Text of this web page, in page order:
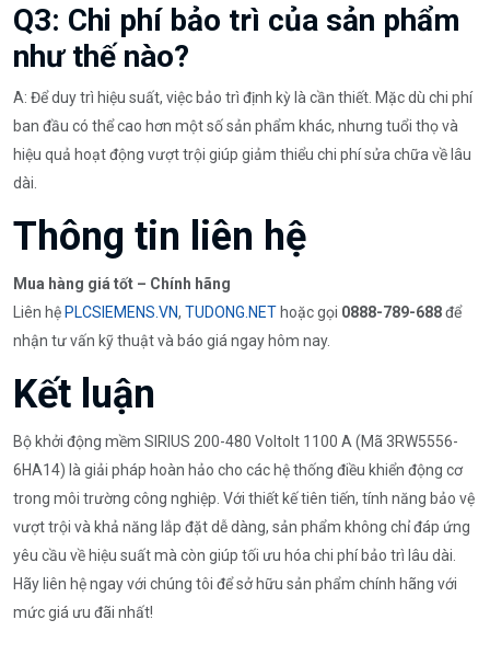
Q3: Chi phí bảo trì của sản phẩm
như thế nào?
A: Để duy trì hiệu suất, việc bảo trì định kỳ là cần thiết. Mặc dù chi phí
ban đầu có thể cao hơn một số sản phẩm khác, nhưng tuổi thọ và
hiệu quả hoạt động vượt trội giúp giảm thiểu chi phí sửa chữa về lâu
dài.
Thông tin liên hệ
Mua hàng giá tốt – Chính hãng
Liên hệ PLCSIEMENS.VN, TUDONG.NET hoặc gọi 0888-789-688để
nhận tư vấn kỹ thuật và báo giá ngay hôm nay.
Kết luận
Bộ khởi động mềm SIRIUS 200-480 Voltolt 1100 A (Mã 3RW5556-
6HA14) là giải pháp hoàn hảo cho các hệ thống điều khiển động cơ
trong môi trường công nghiệp. Với thiết kế tiên tiến, tính năng bảo vệ
vượt trội và khả năng lắp đặt dễ dàng, sản phẩm không chỉ đáp ứng
yêu cầu về hiệu suất mà còn giúp tối ưu hóa chi phí bảo trì lâu dài.
Hãy liên hệ ngay với chúng tôi để sở hữu sản phẩm chính hãng với
mức giá ưu đãi nhất!